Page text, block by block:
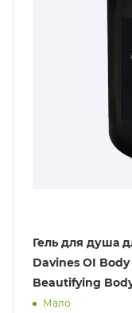
Гель для душа
Davines OI
Beautifying
Мало